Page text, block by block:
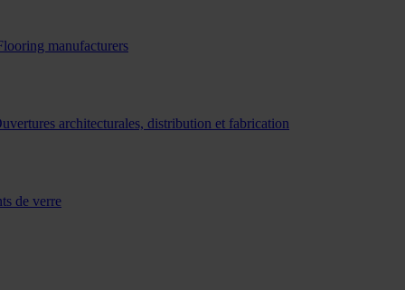
manufacturers
architecturales, distribution et fabrication
de verre